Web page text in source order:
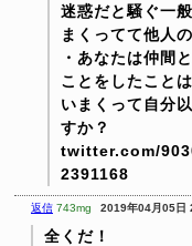
迷惑だと騒ぐ一
まくってて他人
・あなたは仲間
ことをしたこと
いまくって自分
すか？
twitter.com/
2391168
返信 743mg 2019年04月05日
全くだ！